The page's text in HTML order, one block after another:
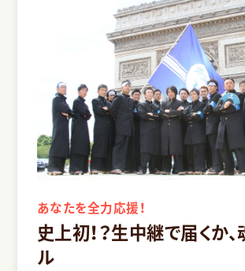
あなたを全力応援！
史上初！？生中継で届くか
ル